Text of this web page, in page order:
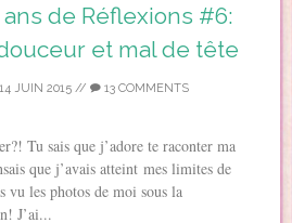
de Réflexions #6:
et mal de tête
14 JUIN 2015// 13 COMMENTS
Tu sais que j’adore te raconter ma
que j’avais atteint mes limites de
vu les photos de moi sous la
J’ai...